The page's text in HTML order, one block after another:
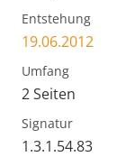
Entstehung
19.06.2012
Umfang
2 Seiten
Signatur
1.3.1.54.83